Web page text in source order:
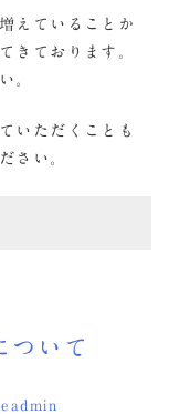
えていることか
きております。
。
いただくことも
さい。
ついて